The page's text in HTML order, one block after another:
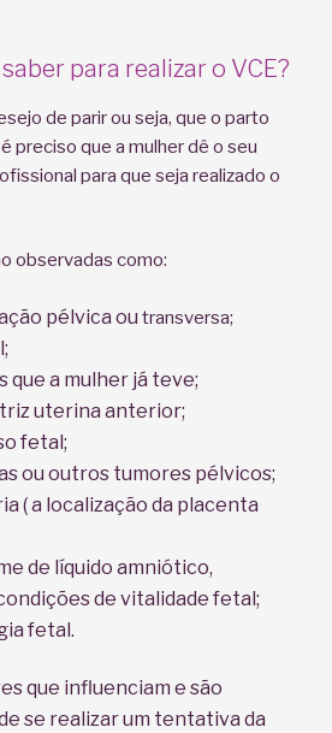
para realizar o VCE?
de parir ou seja, que o parto
preciso que a mulher dê o seu
para que seja realizado o
observadas como:
pélvica ou transversa;
que a mulher já teve;
uterina anterior;
fetal;
ou outros tumores pélvicos;
( a localização da placenta
de líquido amniótico,
de vitalidade fetal;
fetal.
que influenciam e são
se realizar um tentativa da